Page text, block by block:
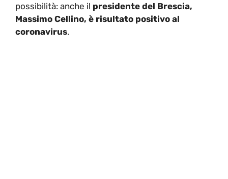
possibilità: anche il presidente del Brescia,
Massimo Cellino, è risultato positivo al
coronavirus.